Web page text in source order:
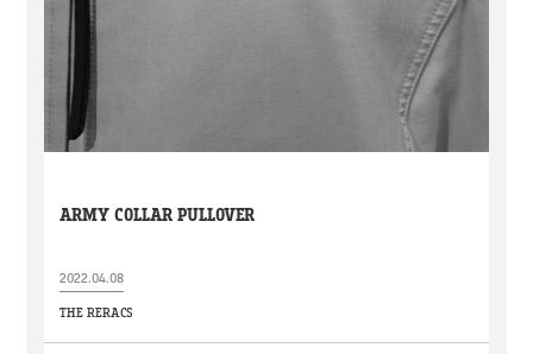
ARMY COLLAR PULLOVER
2022.04.08
THE RERACS